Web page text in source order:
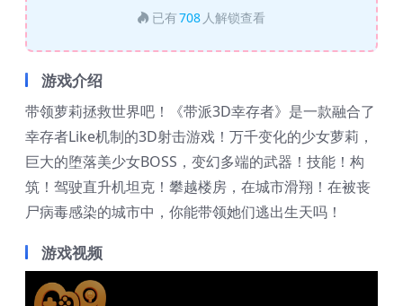
已有708 人解锁查看
游戏介绍
带领萝莉拯救世界吧！《带派3D幸存者》是一款融合了
幸存者Like机制的3D射击游戏！万千变化的少女萝莉，
巨大的堕落美少女BOSS，变幻多端的武器！技能！构
筑！驾驶直升机坦克！攀越楼房，在城市滑翔！在被丧
尸病毒感染的城市中，你能带领她们逃出生天吗！
游戏视频